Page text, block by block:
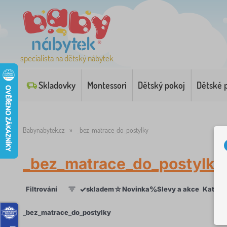
specialista na dětský nábytek
Skladovky Montessori Dětský pokoj Dětské
Babynabytek.cz » _bez_matrace_do_postylky
_bez_matrace_do_postylky
Filtrování ✓skladem☆Novinka%Slevy a akce
_bez_matrace_do_postylky